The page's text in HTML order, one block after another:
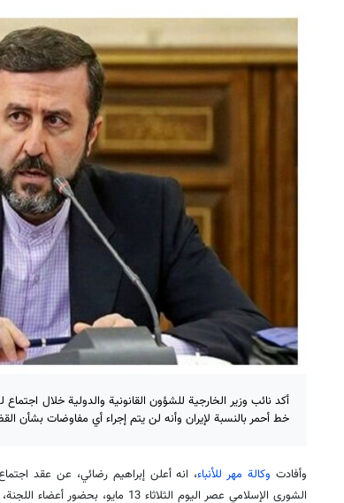
أكد نائب وزير الخارجية للشؤون القانونية والدولية خلال
خط أحمر بالنسبة لإيران وأنه لن يتم إجراء أي مفاوضات بشأن
وأفادت وكالة مهر للأنباء، انه أعلن إبراهيم رضائي، عن عقد
الشورى الإسلامي عصر اليوم الثلاثاء